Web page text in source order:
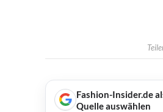
Fashion-Insider.de
Quelle auswählen